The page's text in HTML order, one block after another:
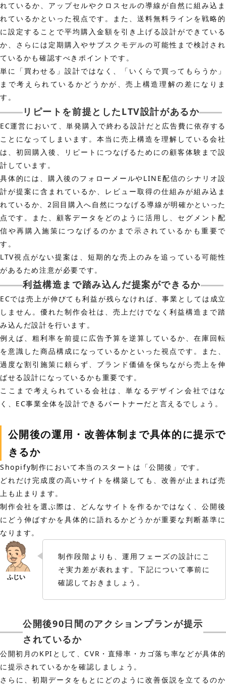
れているか、アップセルやクロスセルの導線が自然に組み込ま
れているかといった視点です。また、送料無料ラインを戦略的
に設定することで平均購入金額を引き上げる設計ができている
か、さらには定期購入やサブスクモデルの可能性まで検討され
ているかも確認すべきポイントです。
単に「買わせる」設計ではなく、「いくらで買ってもらうか」
まで考えられているかどうかが、売上構造理解の差になりま
す。
リピートを前提としたLTV設計があるか
EC運営において、単発購入で終わる設計だと広告費に依存する
ことになってしまいます。本当に売上構造を理解している会社
は、初回購入後、リピートにつなげるためにの顧客体験まで設
計しています。
具体的には、購入後のフォローメールやLINE配信のシナリオ設
計が提案に含まれているか、レビュー取得の仕組みが組み込ま
れているか、2回目購入へ自然につなげる導線が明確かといった
点です。また、顧客データをどのように活用し、セグメント配
信や再購入施策につなげるのかまで示されているかも重要で
す。
LTV視点がない提案は、短期的な売上のみを追っている可能性
があるため注意が必要です。
利益構造まで踏み込んだ提案ができるか
ECでは売上が伸びても利益が残らなければ、事業としては成立
しません。優れた制作会社は、売上だけでなく利益構造まで踏
み込んだ設計を行います。
例えば、粗利率を前提に広告予算を逆算しているか、在庫回転
を意識した商品構成になっているかといった視点です。また、
過度な割引施策に頼らず、ブランド価値を保ちながら売上を伸
ばせる設計になっているかも重要です。
ここまで考えられている会社は、単なるデザイン会社ではな
く、EC事業全体を設計できるパートナーだと言えるでしょう。
公開後の運用・改善体制まで具体的に提示で
きるか
Shopify制作において本当のスタートは「公開後」です。
どれだけ完成度の高いサイトを構築しても、改善が止まれば売
上も止まります。
制作会社を選ぶ際は、どんなサイトを作るかではなく、公開後
にどう伸ばすかを具体的に語れるかどうかが重要な判断基準に
なります。
制作段階よりも、運用フェーズの設計にこ
そ実力差が表れます。下記について事前に
確認しておきましょう。
公開後90日間のアクションプランが提示
されているか
公開初月のKPIとして、CVR・直帰率・カゴ落ち率などが具体的
に提示されているかを確認しましょう。
さらに、初期データをもとにどのように改善仮説を立てるのか